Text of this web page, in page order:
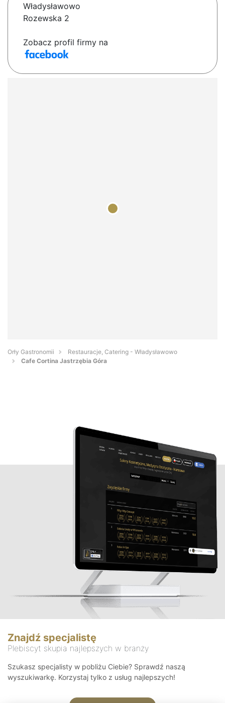
Władysławowo
Rozewska 2
Zobacz profil firmy na
Orły Gastronomii
Restauracje, Catering - Władysławowo
Cafe Cortina Jastrzębia Góra
Znajdź specjalistę
Plebiscyt skupia najlepszych w branży
Szukasz specjalisty w pobliżu Ciebie? Sprawdź naszą
wyszukiwarkę. Korzystaj tylko z usług najlepszych!